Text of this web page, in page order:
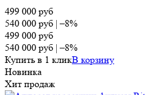
499 000 руб
540 000 руб |–8%
499 000 руб
540 000 руб |–8%
Купить в 1 кликВ корзину
Новинка
Хит продаж